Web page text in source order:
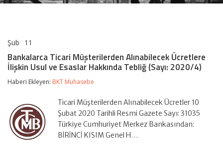
Şub 11
Müşterilerden
Alınabilecek
İlişkin
Esaslar
Hakkında
Tebliğ
Bankalarca Ticari Müşterilerden Alınabilecek Ücretlere
İlişkin Usul ve Esaslar Hakkında Tebliğ (Sayı: 2020/4)
Haberi Ekleyen: BKT Muhasebe
Ticari Müşterilerden Alınabilecek Ücretler 10
Şubat 2020 Tarihli Resmi Gazete Sayı: 31035
Türkiye Cumhuriyet Merkez Bankasından:
BİRİNCİ KISIM Genel H…